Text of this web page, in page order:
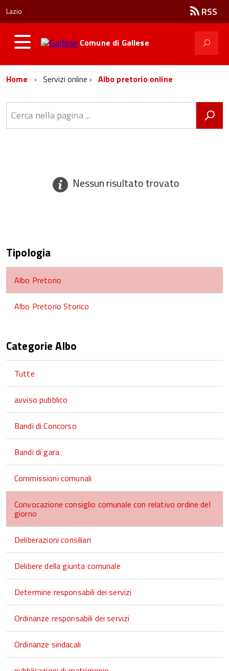
Lazio RSS
Comune di Gallese
Home Servizi online Albo pretorio online
Nessun risultato trovato
Tipologia
Albo Pretorio
Albo Pretorio Storico
Categorie Albo
Tutte
avviso pubblico
Bandi di Concorso
Bandi di gara
Commissioni comunali
Convocazione consiglio comunale con relativo ordine del
giorno
Deliberazioni consiliari
Delibere della giunta comunale
Determine responsabili dei servizi
Ordinanze responsabili dei servizi
Ordinanze sindacali